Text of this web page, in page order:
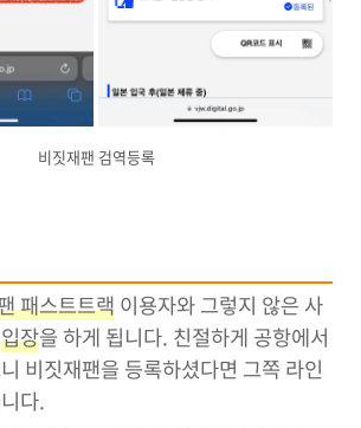
비짓재팬 검역등록
패스트트랙이용자와 그렇지 않은 사
입장을 하게 됩니다. 친절하게 공항에서
비짓재팬을 등록하셨다면 그쪽 라인
다.